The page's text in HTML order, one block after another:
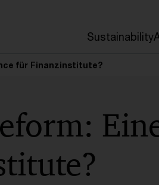
Sustainability
für Finanzinstitute?